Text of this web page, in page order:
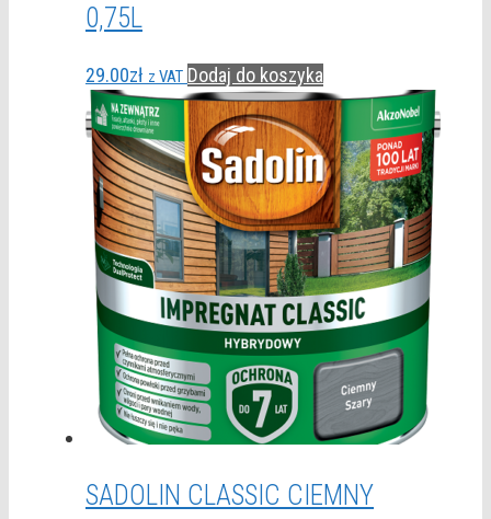
0,75L
29.00zł z VAT Dodaj do koszyka
SADOLIN CLASSIC CIEMNY